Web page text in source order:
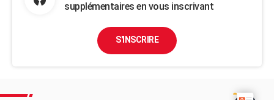
supplémentaires en vous inscrivant
S'INSCRIRE